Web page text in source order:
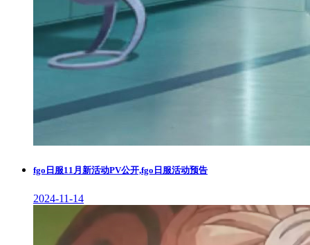
fgo日服11月新活动PV公开,fgo日服活动预告
2024-11-14